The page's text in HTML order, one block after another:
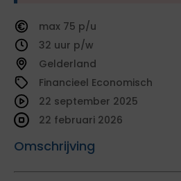
75
32
Gelderland
Financieel Economisch
Omschrijving
22 september 2025
22 februari 2026